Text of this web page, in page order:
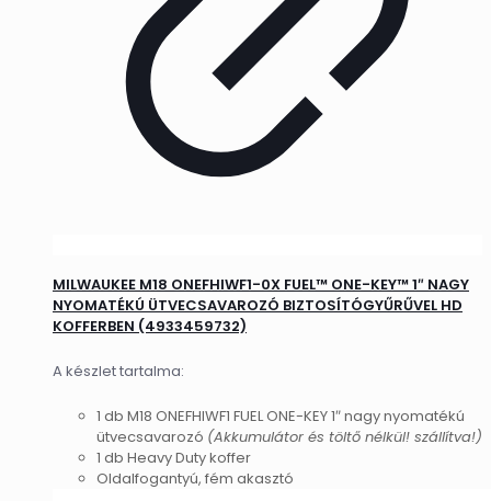
MILWAUKEE M18 ONEFHIWF1-0X FUEL™ ONE-KEY™ 1″ NAGY
NYOMATÉKÚ ÜTVECSAVAROZÓ BIZTOSÍTÓGYŰRŰVEL HD
KOFFERBEN (4933459732)
A készlet tartalma:
1 db M18 ONEFHIWF1 FUEL ONE-KEY 1″ nagy nyomatékú
ütvecsavarozó (Akkumulátor és töltő nélkül! szállítva!)
1 db Heavy Duty koffer
Oldalfogantyú, fém akasztó